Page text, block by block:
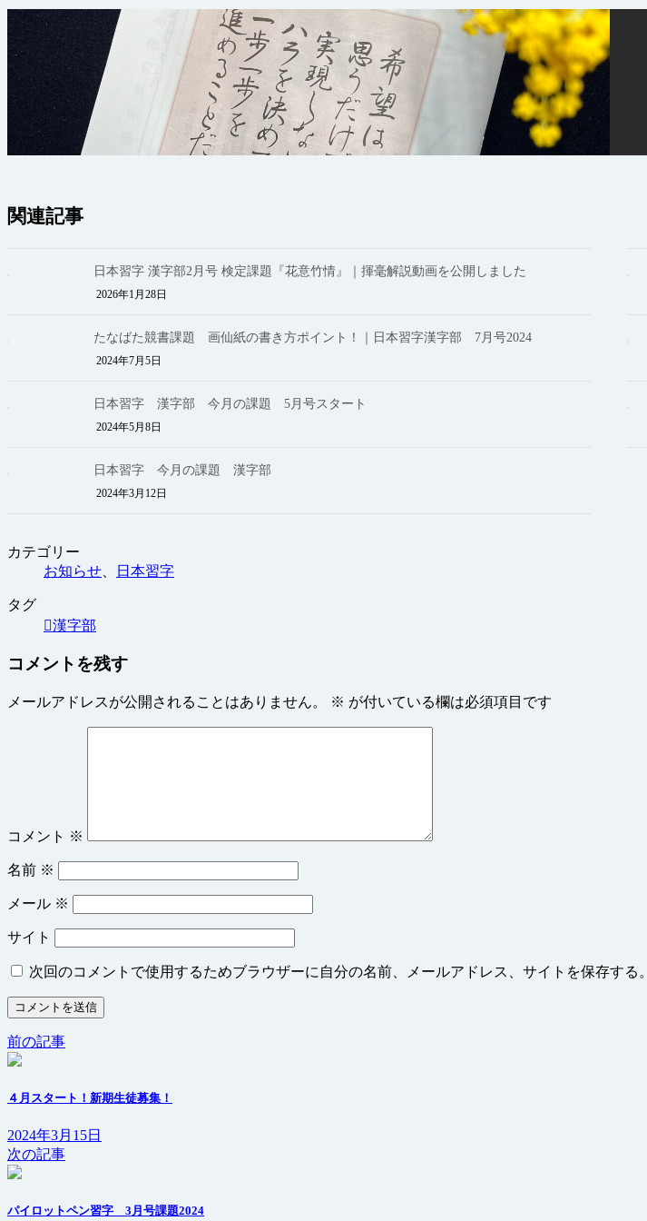
関連記事
日本習字 漢字部2月号 検定課題『花意竹情』｜揮毫解説動画を公開しました
2026年1月28日
たなばた競書課題 画仙紙の書き方ポイント！｜日本習字漢字部 7月号2024
2024年7月5日
日本習字 漢字部 今月の課題 5月号スタート
2024年5月8日
日本習字 今月の課題 漢字部
2024年3月12日
カテゴリー
お知らせ
日本習字
タグ
漢字部
コメントを残す
メールアドレスが公開されることはありません。 ※ が付いている欄は必須項目です
コメント ※
名前 ※
メール ※
サイト
次回のコメントで使用するためブラウザーに自分の名前、メールアドレス、サイトを保存する。
前の記事
４月スタート！新期生徒募集！
2024年3月15日
次の記事
パイロットペン習字 3月号課題2024